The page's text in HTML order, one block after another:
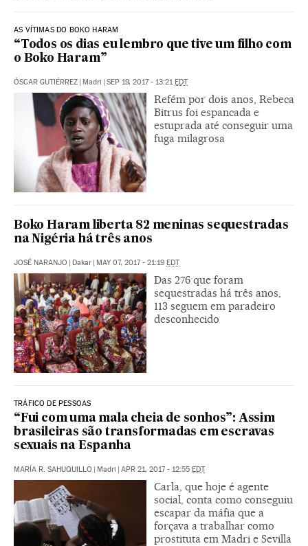
AS VÍTIMAS DO BOKO HARAM
“Todos os dias eu lembro que tive um filho com
o Boko Haram”
ÓSCAR GUTIÉRREZ | Madri | SEP 19, 2017 - 13:21EDT
Refém por dois anos, Rebeca
Bitrus foi espancada e
estuprada até conseguir uma
fuga milagrosa
Boko Haram liberta 82 meninas sequestradas
na Nigéria há três anos
JOSÉ NARANJO | Dakar | MAY 07, 2017 - 21:19 EDT
Das 276 que foram
sequestradas há três anos,
113 seguem em paradeiro
desconhecido
TRÁFICO DE PESSOAS
“Fui com uma mala cheia de sonhos”: Assim
brasileiras são transformadas em escravas
sexuais na Espanha
MARÍA R. SAHUQUILLO | Madri | APR 21, 2017 - 12:55 EDT
Carla, que hoje é agente
social, conta como conseguiu
escapar da máfia que a
forçava a trabalhar como
prostituta em Madri e Sevilla